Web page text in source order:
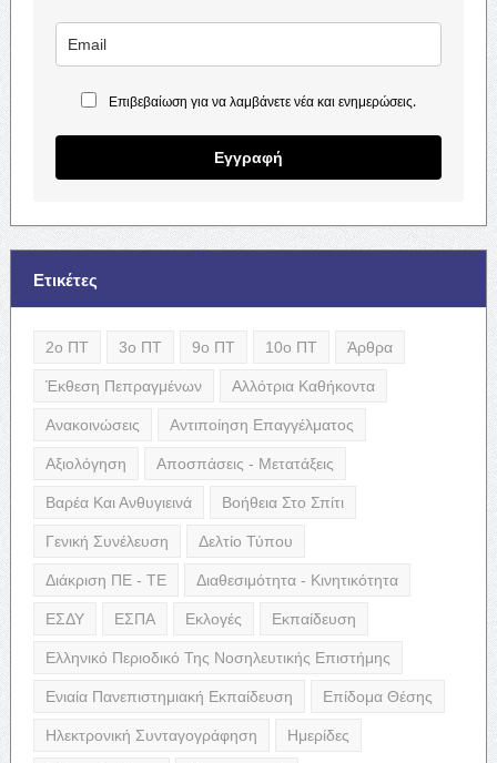
Επιβεβαίωση για να λαμβάνετε νέα και ενημερώσεις.
Εγγραφή
Ετικέτες
2ο ΠΤ 3ο ΠΤ 9ο ΠΤ 10ο ΠΤ Άρθρα
Έκθεση Πεπραγμένων Αλλότρια Καθήκοντα
Ανακοινώσεις Αντιποίηση Επαγγέλματος
Αξιολόγηση Αποσπάσεις - Μετατάξεις
Βαρέα Και Ανθυγιεινά Βοήθεια Στο Σπίτι
Γενική Συνέλευση Δελτίο Τύπου
Διάκριση ΠΕ - ΤΕ Διαθεσιμότητα - Κινητικότητα
ΕΣΔΥ ΕΣΠΑ Εκλογές Εκπαίδευση
Ελληνικό Περιοδικό Της Νοσηλευτικής Επιστήμης
Ενιαία Πανεπιστημιακή Εκπαίδευση Επίδομα Θέσης
Ηλεκτρονική Συνταγογράφηση Ημερίδες